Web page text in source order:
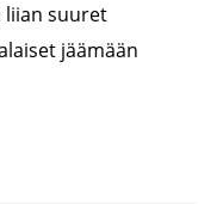
liian suuret
jäämään